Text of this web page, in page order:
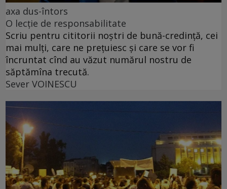
axa dus-întors
O lecție de responsabilitate
Scriu pentru cititorii noștri de bună-credință, cei
mai mulți, care ne prețuiesc și care se vor fi
încruntat cînd au văzut numărul nostru de
săptămîna trecută.
Sever VOINESCU